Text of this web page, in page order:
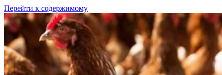
Перейти к содержимому